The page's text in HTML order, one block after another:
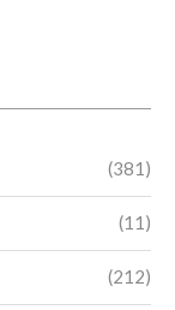
(381)
(11)
(212)